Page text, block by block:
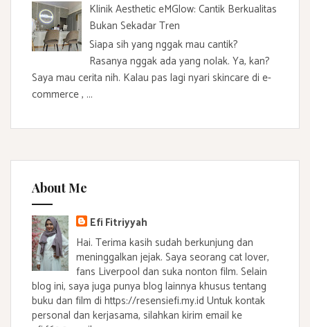
Klinik Aesthetic eMGlow: Cantik Berkualitas
Bukan Sekadar Tren
Siapa sih yang nggak mau cantik?
Rasanya nggak ada yang nolak. Ya, kan?
Saya mau cerita nih. Kalau pas lagi nyari skincare di e-
commerce , ...
About Me
Efi Fitriyyah
Hai. Terima kasih sudah berkunjung dan
meninggalkan jejak. Saya seorang cat lover,
fans Liverpool dan suka nonton film. Selain
blog ini, saya juga punya blog lainnya khusus tentang
buku dan film di https://resensiefi.my.id Untuk kontak
personal dan kerjasama, silahkan kirim email ke